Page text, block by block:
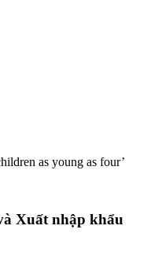
as young as four’
Xuất nhập khẩu